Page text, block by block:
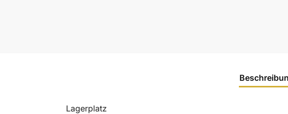
Lagerplatz